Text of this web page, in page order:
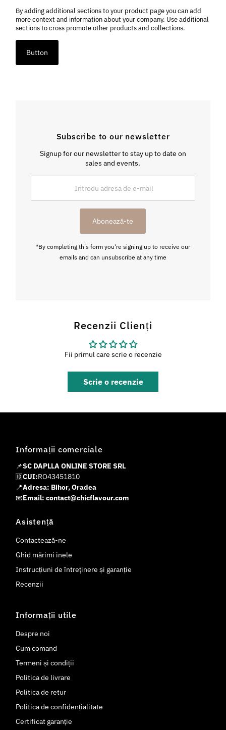
By adding additional sections to your product page you can add
more context and information about your company. Use additional
sections to cross promote other products and collections.
Button
Subscribe to our newsletter
Signup for our newsletter to stay up to date on
sales and events.
de
Abonează-te
*By completing this form you're signing up to receive our
emails and can unsubscribe at any time
Recenzii Clienți
Fii primul care scrie o recenzie
Scrie o recenzie
Informații comerciale
📌SC DAPLLA ONLINE STORE SRL
🆔CUI:RO43451810
📍Adresa: Bihor, Oradea
📧Email: contact@chicflavour.com
Asistență
Contactează-ne
Ghid mărimi inele
Instrucțiuni de întreținere și garanție
Recenzii
Informații utile
Despre noi
Cum comand
Termeni și condiții
Politica de livrare
Politica de retur
Politica de confidențialitate
Certificat garanție